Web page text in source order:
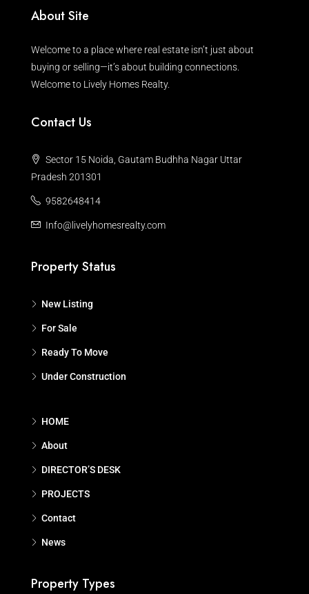
About Site
Welcome to a place where real estate isn’t just about
buying or selling—it’s about building connections.
Welcome to Lively Homes Realty.
Contact Us
Sector 15 Noida, Gautam Budhha Nagar Uttar
Pradesh 201301
9582648414
Info@livelyhomesrealty.com
Property Status
New Listing
For Sale
Ready To Move
Under Construction
HOME
About
DIRECTOR’S DESK
PROJECTS
Contact
News
Property Types